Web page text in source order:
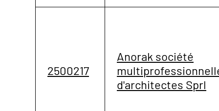
2500217
Anorak société
d'architectes Sprl